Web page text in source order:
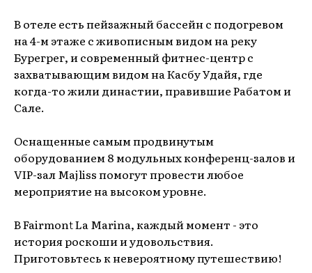
В отеле есть пейзажный бассейн с подогревом
на 4-м этаже с живописным видом на реку
Бурегрег, и современный фитнес-центр с
захватывающим видом на Касбу Удайя, где
когда-то жили династии, правившие Рабатом и
Сале.
Оснащенные самым продвинутым
оборудованием 8 модульных конференц-залов и
VIP-зал Majliss помогут провести любое
мероприятие на высоком уровне.
В Fairmont La Marina, каждый момент - это
история роскоши и удовольствия.
Приготовьтесь к невероятному путешествию!